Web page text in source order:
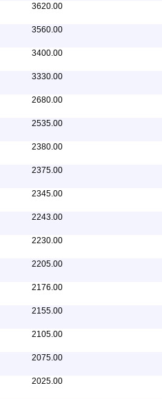
3620.00
3560.00
3400.00
3330.00
2680.00
2535.00
2380.00
2375.00
2345.00
2243.00
2230.00
2205.00
2176.00
2155.00
2105.00
2075.00
2025.00